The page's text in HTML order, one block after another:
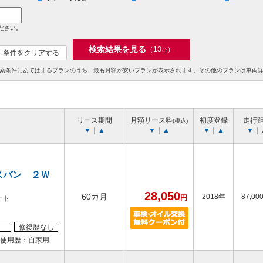
い。
条件をクリアする 検索結果を見る （ 13台 ）
条件にあてはまるプランのうち、最も月額が安いプランが表示されます。その他のプランは車両
リース期間
▼
▲
月額リース料(税込)
▼ ▲
初度登録
▼
▲
走行
▼
バン ２Ｗ
修復歴なし
使用歴：自家用
60カ月 28,050円 2018年